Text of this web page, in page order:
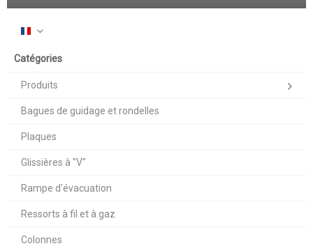
Français
Catégories
Produits
Bagues de guidage et rondelles
Plaques
Glissières à "V"
Rampe d'évacuation
Ressorts à fil et à gaz
Colonnes